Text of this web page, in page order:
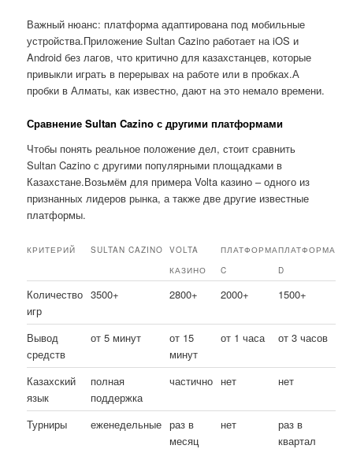
Важный нюанс: платформа адаптирована под мобильные
устройства.Приложение Sultan Cazino работает на iOS и
Android без лагов, что критично для казахстанцев, которые
привыкли играть в перерывах на работе или в пробках.А
пробки в Алматы, как известно, дают на это немало времени.
Сравнение Sultan Cazino с другими платформами
Чтобы понять реальное положение дел, стоит сравнить
Sultan Cazino с другими популярными площадками в
Казахстане.Возьмём для примера Volta казино – одного из
признанных лидеров рынка, а также две другие известные
платформы.
КРИТЕРИЙ SULTAN CAZINO
VOLTA
КАЗИНО
ПЛАТФОРМА
C
ПЛАТФОРМА
D
Количество
игр
3500+ 2800+ 2000+ 1500+
Вывод
средств
от 5 минут
от 15
минут
от 1 часа от 3 часов
Казахский
язык
полная
поддержка
частично нет нет
Турниры еженедельные раз в
месяц
нет
раз в
квартал